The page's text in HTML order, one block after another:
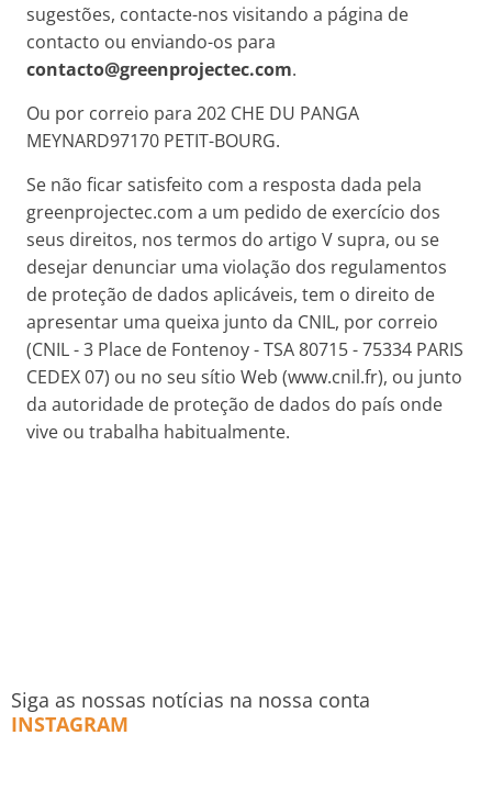
sugestões, contacte-nos visitando a página de
contacto ou enviando-os para
contacto@greenprojectec.com.
Ou por correio para 202 CHE DU PANGA
MEYNARD97170 PETIT-BOURG.
Se não ficar satisfeito com a resposta dada pela
greenprojectec.com a um pedido de exercício dos
seus direitos, nos termos do artigo V supra, ou se
desejar denunciar uma violação dos regulamentos
de proteção de dados aplicáveis, tem o direito de
apresentar uma queixa junto da CNIL, por correio
(CNIL - 3 Place de Fontenoy - TSA 80715 - 75334 PARIS
CEDEX 07) ou no seu sítio Web (www.cnil.fr), ou junto
da autoridade de proteção de dados do país onde
vive ou trabalha habitualmente.
Siga as nossas notícias na nossa conta
INSTAGRAM